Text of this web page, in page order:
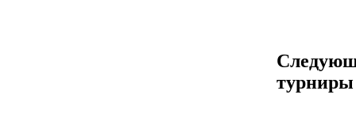
турниры